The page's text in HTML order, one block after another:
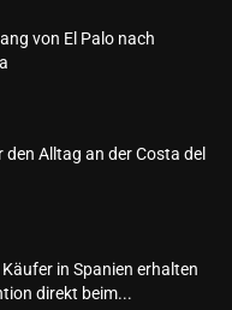
von El Palo nach
Alltag an der Costa del
in Spanien erhalten
direkt beim...